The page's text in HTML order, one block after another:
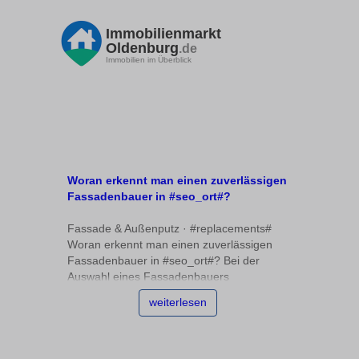
Immobilienmarkt
Oldenburg.de
Immobilien im Überblick
Woran erkennt man einen zuverlässigen
Fassadenbauer in #seo_ort#?
Fassade & Außenputz · #replacements#
Woran erkennt man einen zuverlässigen
Fassadenbauer in #seo_ort#? Bei der
Auswahl eines Fassadenbauers
#replacements# stehen viele vor der
Herausforderung, die Qualität und
weiterlesen